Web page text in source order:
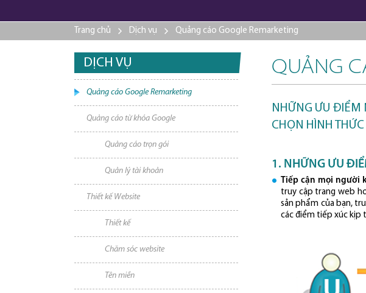
Trang chủ Dịch vụ Quảng cáo Google Remarketing
DỊCH VỤ
Quảng cáo Google Remarketing
Quảng cáo từ khóa Google
Quảng cáo trọn gói
Quản lý tài khoản
Thiết kế Website
Thiết kế
Chăm sóc website
Tên miền
QUẢNG
NHỮNG ƯU ĐIỂM
CHỌN HÌNH
1. NHỮNG ƯU
Tiếp cận mọi người
truy cập trang web
sản phẩm của bạn,
các điểm tiếp xúc kịp